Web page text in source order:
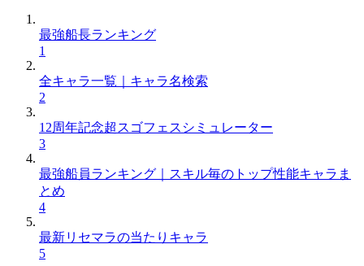
最強船長ランキング
1
全キャラ一覧｜キャラ名検索
2
12周年記念超スゴフェスシミュレーター
3
最強船員ランキング｜スキル毎のトップ性能キャラま
とめ
4
最新リセマラの当たりキャラ
5